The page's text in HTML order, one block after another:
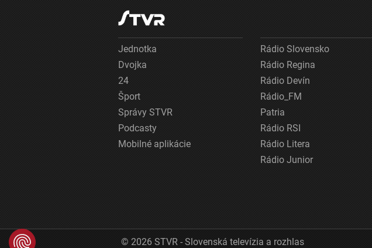
Jednotka
Dvojka
24
Šport
Správy STVR
Podcasty
Mobilné aplikácie
Rádio Slovensko
Rádio Regina
Rádio Devín
Rádio_FM
Patria
Rádio RSI
Rádio Litera
Rádio Junior
© 2026 STVR - Slovenská televízia a rozhlas